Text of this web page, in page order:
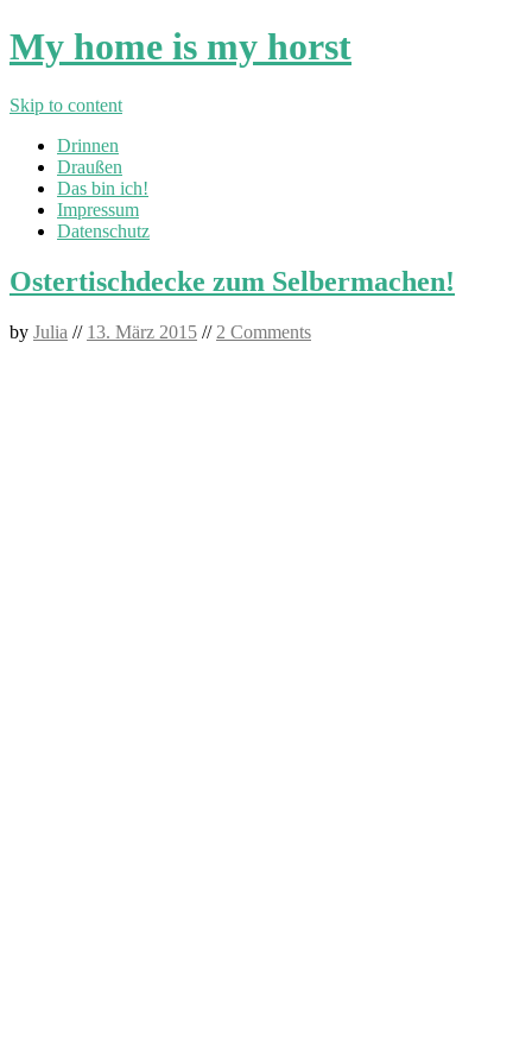
My home is my horst
Skip to content
Drinnen
Draußen
Das bin ich!
Impressum
Datenschutz
Ostertischdecke zum Selbermachen!
by Julia // 13. März 2015 // 2 Comments